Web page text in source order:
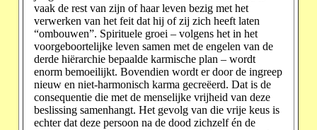
vaak de rest van zijn of haar leven bezig met het
verwerken van het feit dat hij of zij zich heeft laten
“ombouwen”. Spirituele groei – volgens het in het
voorgeboortelijke leven samen met de engelen van de
derde hiërarchie bepaalde karmische plan – wordt
enorm bemoeilijkt. Bovendien wordt er door de ingreep
nieuw en niet-harmonisch karma gecreëerd. Dat is de
consequentie die met de menselijke vrijheid van deze
beslissing samenhangt. Het gevolg van die vrije keus is
echter dat deze persoon na de dood zichzelf én de